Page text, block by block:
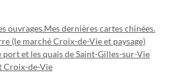
ouvrages.Mes dernières cartes chinées.
(le marché Croix-de-Vie et paysage)
port et les quais de Saint-Gilles-sur-Vie
Croix-de-Vie